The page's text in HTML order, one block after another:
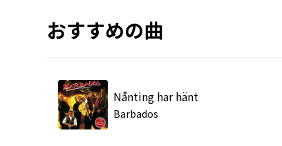
おすすめの曲
Nånting har hänt
Barbados